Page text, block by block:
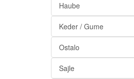
Haube
Keder / Gume
Ostalo
Sajle